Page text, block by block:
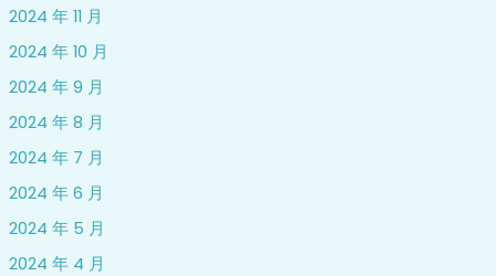
2024 年 11 月
2024 年 10 月
2024 年 9 月
2024 年 8 月
2024 年 7 月
2024 年 6 月
2024 年 5 月
2024 年 4 月